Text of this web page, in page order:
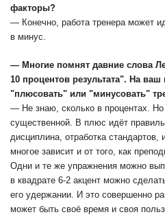
факторы?
— Конечно, работа тренера может
в минус.
— Многие помнят давние слова
10 процентов результата". На ваш
"плюсовать" или "минусовать"
— Не знаю, сколько в процентах.
существенной. В плюс идёт
дисциплина, отработка
многое зависит и от того, как
Одни и те же упражнения можно
в квадрате 6-2 акцент можно
его удержании. И это совершенно
может быть своё время и своя